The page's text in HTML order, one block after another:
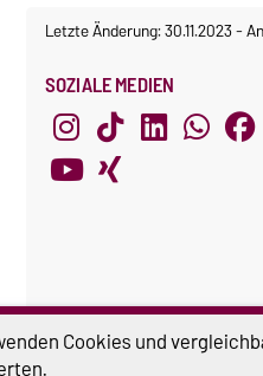
Letzte Änderung: 30.11.2023-
SOZIALE MEDIEN
Cookies und